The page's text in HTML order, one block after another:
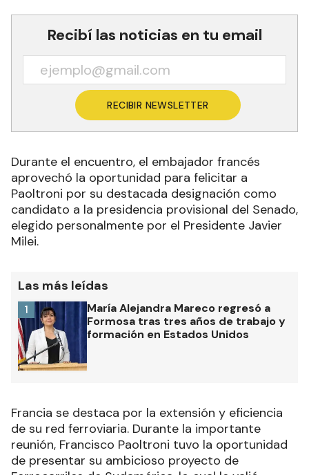
Recibí las noticias en tu email
RECIBIR NEWSLETTER
Durante el encuentro, el embajador francés
aprovechó la oportunidad para felicitar a
Paoltroni por su destacada designación como
candidato a la presidencia provisional del Senado,
elegido personalmente por el Presidente Javier
Milei.
Las más leídas
María Alejandra Mareco regresó a
Formosa tras tres años de trabajo y
formación en Estados Unidos
1
Francia se destaca por la extensión y eficiencia
de su red ferroviaria. Durante la importante
reunión, Francisco Paoltroni tuvo la oportunidad
de presentar su ambicioso proyecto de